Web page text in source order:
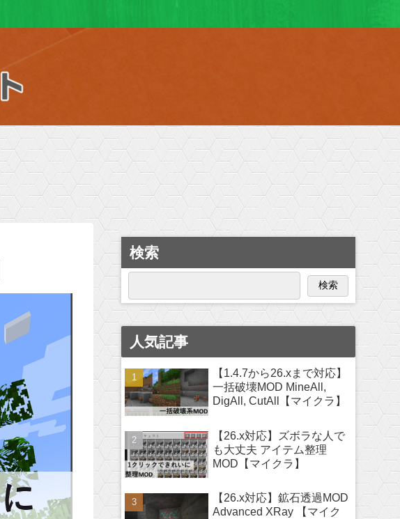
検索
検索
人気記事
【1.4.7から26.xまで対応】
一括破壊MOD MineAll,
DigAll, CutAll【マイクラ】
【26.x対応】ズボラな人で
も大丈夫 アイテム整理
MOD【マイクラ】
【26.x対応】鉱石透過MOD
Advanced XRay 【マイク